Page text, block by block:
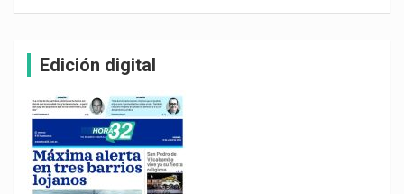
Edición digital